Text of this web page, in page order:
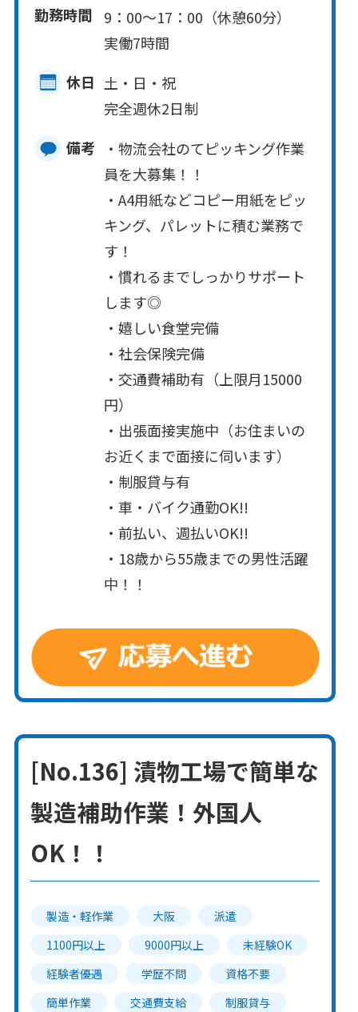
勤務時間
9：00～17：00（休憩60分）
実働7時間
休日 土・日・祝
完全週休2日制
備考
・物流会社のてピッキング作業
員を大募集！！
・A4用紙などコピー用紙をピッ
キング、パレットに積む業務で
す！
・慣れるまでしっかりサポート
します◎
・嬉しい食堂完備
・社会保険完備
・交通費補助有（上限月15000
円）
・出張面接実施中（お住まいの
お近くまで面接に伺います）
・制服貸与有
・車・バイク通勤OK!!
・前払い、週払いOK!!
・18歳から55歳までの男性活躍
中！！
[No.136] 漬物工場で簡単な
製造補助作業！外国人
OK！！
製造・軽作業 大阪
派遣
1100円以上
9000円以上
未経験OK
経験者優遇
学歴不問
資格不要
簡単作業
交通費支給 制服貸与